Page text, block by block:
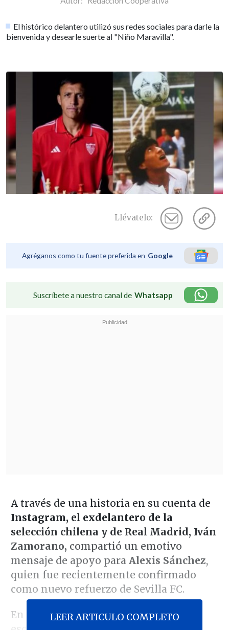
El histórico delantero utilizó sus redes sociales para darle la
bienvenida y desearle suerte al "Niño Maravilla".
Llévatelo:
Agréganos como tu fuente preferida en Google
Suscríbete a nuestro canal de Whatsapp
A través de una historia en su cuenta de
Instagram, el exdelantero de la
selección chilena y de Real Madrid, Iván
Zamorano, compartió un emotivo
mensaje de apoyo para Alexis Sánchez,
quien fue recientemente confirmado
como nuevo refuerzo de Sevilla FC.
En la publicación, Zamorano
LEER ARTICULO COMPLETO